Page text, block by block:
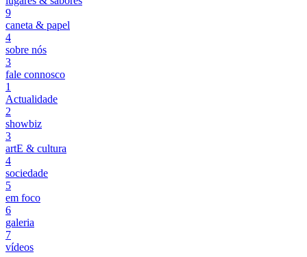
9
caneta & papel
4
sobre nós
3
fale connosco
1
Actualidade
2
showbiz
3
artE & cultura
4
sociedade
5
em foco
6
galeria
7
vídeos